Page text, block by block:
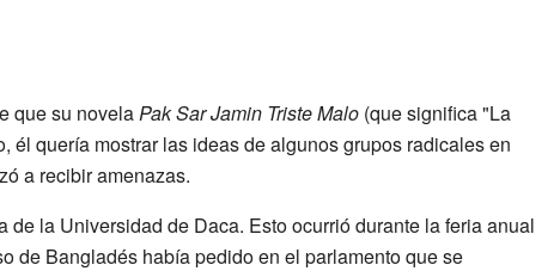
que su novelaPak Sar Jamin Triste Malo(que significa "La
quería mostrar las ideas de algunos grupos radicales en
a recibir amenazas.
la Universidad de Daca. Esto ocurrió durante la feria anual
de Bangladés había pedido en el parlamento que se